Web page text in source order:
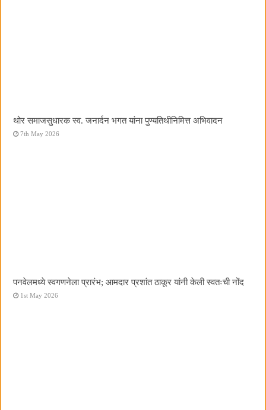
थोर समाजसुधारक स्व. जनार्दन भगत यांना पुण्यतिथीनिमित्त अभिवादन
7th May 2026
पनवेलमध्ये स्वगणनेला प्रारंभ; आमदार प्रशांत ठाकूर यांनी केली स्वतःची नोंद
1st May 2026